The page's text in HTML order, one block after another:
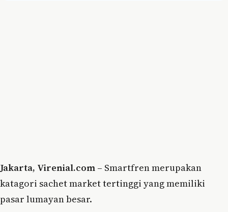
Jakarta, Virenial.com – Smartfren merupakan
katagori sachet market tertinggi yang memiliki
pasar lumayan besar.